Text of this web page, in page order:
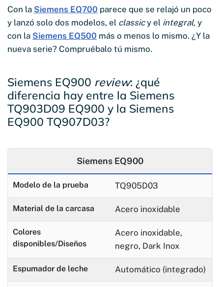
Con la Siemens EQ700 parece que se relajó un poco
y lanzó solo dos modelos, el classicy el integral, y
con la Siemens EQ500 más o menos lo mismo. ¿Y la
nueva serie? Compruébalo tú mismo.
Siemens EQ900 review: ¿qué
diferencia hay entre la Siemens
TQ903D09 EQ900 y la Siemens
EQ900 TQ907D03?
Siemens EQ900
Modelo de la prueba TQ905D03
Material de la carcasa Acero inoxidable
Colores
disponibles/Diseños
Acero inoxidable,
negro, Dark Inox
Espumador de leche Automático (integrado)